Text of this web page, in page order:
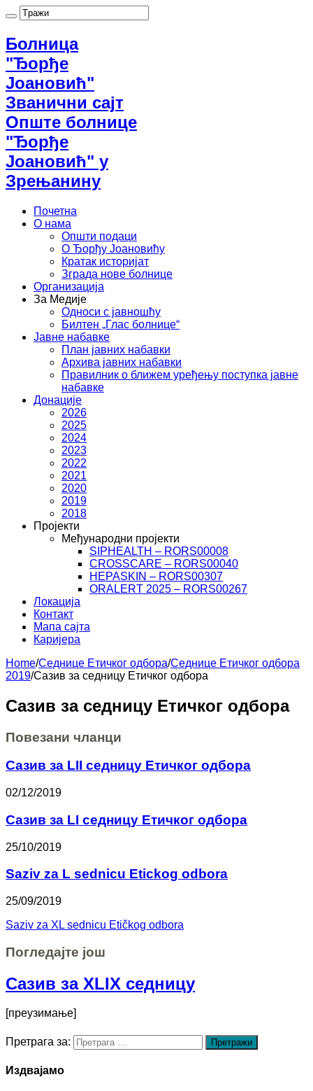
Болница
"Ђорђе
Јоановић"
Званични сајт
Опште болнице
"Ђорђе
Јоановић" у
Зрењанину
Почетна
О нама
Општи подаци
О Ђорђу Јоановићу
Кратак историјат
Зграда нове болнице
Организација
За Медије
Односи с јавношћу
Билтен „Глас болнице“
Јавне набавке
План јавних набавки
Архива јавних набавки
Правилник о ближем уређењу поступка јавне
набавке
Донације
2026
2025
2024
2023
2022
2021
2020
2019
2018
Пројекти
Међународни пројекти
SIPHEALTH – RORS00008
CROSSCARE – RORS00040
HEPASKIN – RORS00307
ORALERT 2025 – RORS00267
Локација
Контакт
Мапа сајта
Каријера
Home/Седнице Етичког одбора/Седнице Етичког одбора
2019/Сазив за седницу Етичког одбора
Сазив за седницу Етичког одбора
Повезани чланци
Сазив за LII седницу Етичког одбора
02/12/2019
Сазив за LI седницу Етичког одбора
25/10/2019
Saziv za L sednicu Etickog odbora
25/09/2019
Saziv za XL sednicu Etičkog odbora
Погледајте још
Сазив за XLIX седницу
[преузимање]
Претрага за:
Издвајамо